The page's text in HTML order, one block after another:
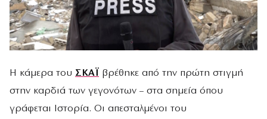
Η κάμερα του ΣΚΑΪ
βρέθηκε από την πρώτη στιγμή
στην καρδιά των γεγονότων – στα σημεία όπου
γράφεται Ιστορία. Οι απεσταλμένοι του